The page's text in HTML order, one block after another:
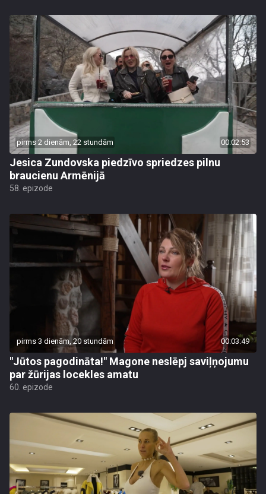
pirms 2 dienām, 22 stundām 00:02:53
Jesica Zundovska piedzīvo spriedzes pilnu
braucienu Armēnijā
58. epizode
pirms 3 dienām, 20 stundām 00:03:49
"Jūtos pagodināta!" Magone neslēpj saviļņojumu
par žūrijas locekles amatu
60. epizode